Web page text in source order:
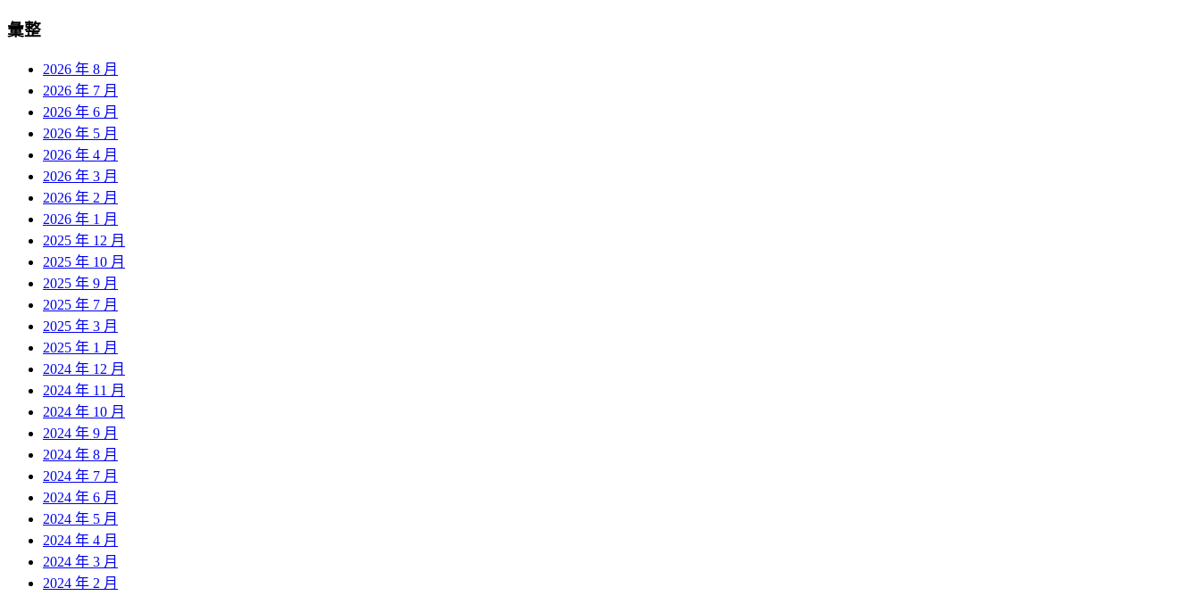
彙整
2026 年 8 月
2026 年 7 月
2026 年 6 月
2026 年 5 月
2026 年 4 月
2026 年 3 月
2026 年 2 月
2026 年 1 月
2025 年 12 月
2025 年 10 月
2025 年 9 月
2025 年 7 月
2025 年 3 月
2025 年 1 月
2024 年 12 月
2024 年 11 月
2024 年 10 月
2024 年 9 月
2024 年 8 月
2024 年 7 月
2024 年 6 月
2024 年 5 月
2024 年 4 月
2024 年 3 月
2024 年 2 月